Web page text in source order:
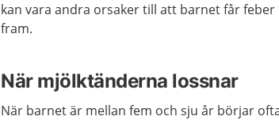
kan vara andra orsaker till att barnet får
fram.
När mjölktänderna lossnar
När barnet är mellan fem och sju år börjar